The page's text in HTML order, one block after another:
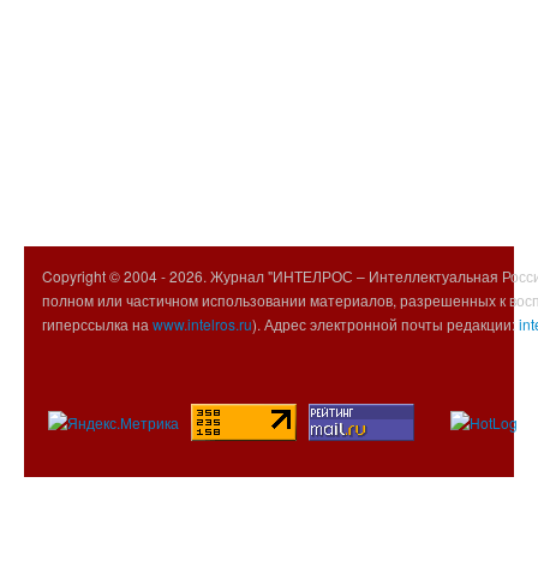
Copyright © 2004 -2026. Журнал "ИНТЕЛРОС – Интеллектуальная
полном или частичном использовании материалов, разрешенных к
гиперссылка на www.intelros.ru). Адрес электронной почты редакции: